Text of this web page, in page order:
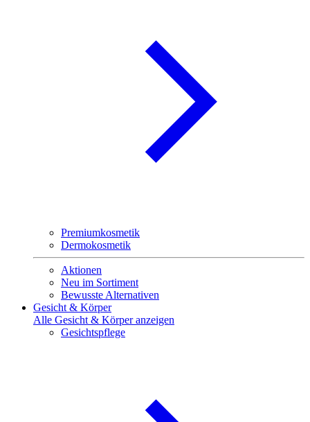
Premiumkosmetik
Dermokosmetik
Aktionen
Neu im Sortiment
Bewusste Alternativen
Gesicht & Körper
Alle Gesicht & Körper anzeigen
Gesichtspflege